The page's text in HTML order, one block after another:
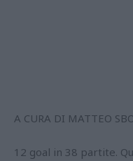
A CURA DI MATTEO
12 goal in 38 partite.